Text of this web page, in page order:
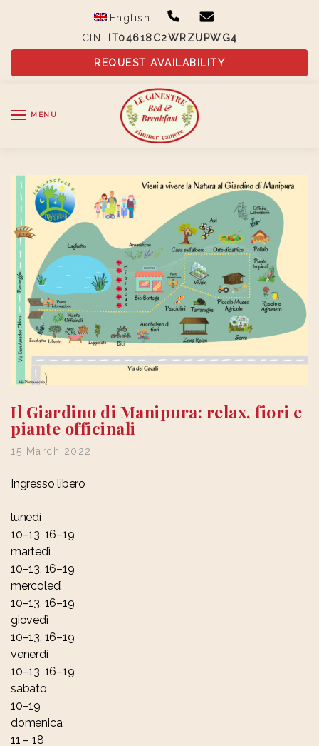
English
CIN:
IT04618C2WRZUPWG4
REQUEST AVAILABILITY
MENU
Il Giardino di Manipura: relax, fiori e
piante officinali
15 March 2022
Ingresso libero
lunedì
10–13, 16–19
martedì
10–13, 16–19
mercoledì
10–13, 16–19
giovedì
10–13, 16–19
venerdì
10–13, 16–19
sabato
10–19
domenica
11 – 18